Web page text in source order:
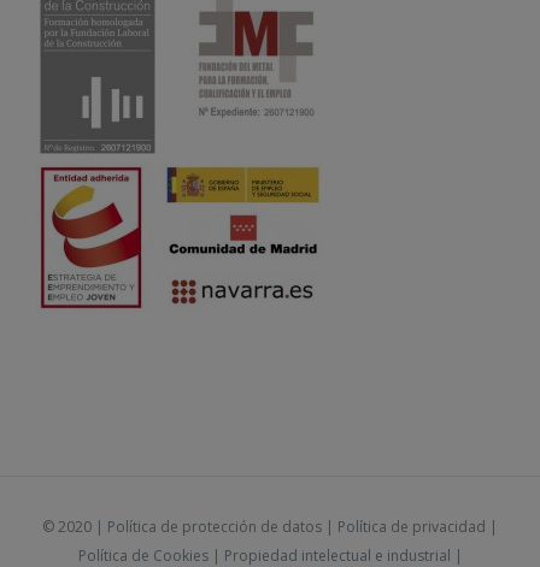
© 2020 | Política de protección de datos | Política de privacidad |
Política de Cookies| Propiedad intelectual e industrial |